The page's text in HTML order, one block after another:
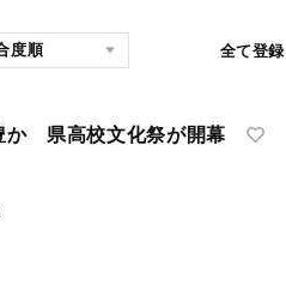
全て登録
県高校文化祭が開幕